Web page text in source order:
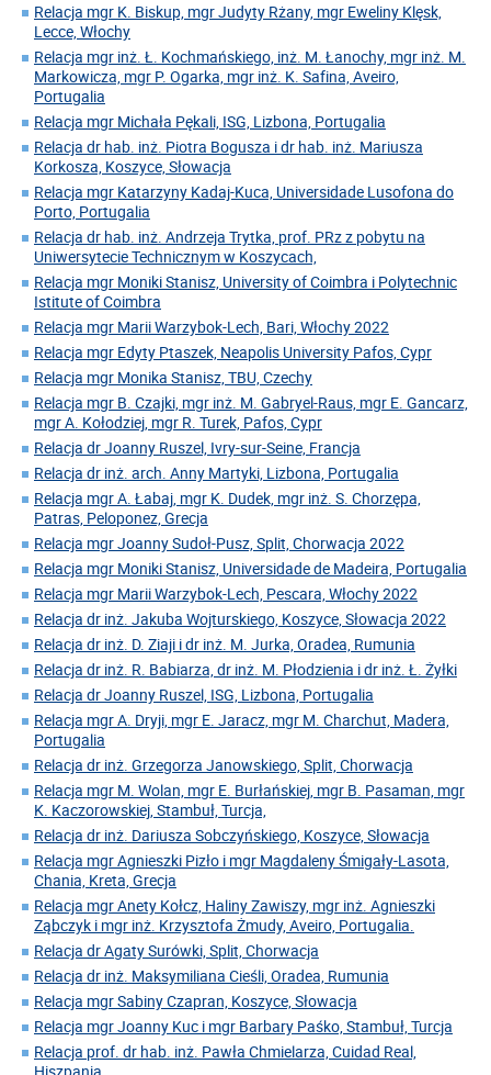
Relacja mgr K. Biskup, mgr Judyty Rżany, mgr Eweliny Klęsk,
Lecce, Włochy
Relacja mgr inż. Ł. Kochmańskiego, inż. M. Łanochy, mgr inż. M.
Markowicza, mgr P. Ogarka, mgr inż. K. Safina, Aveiro,
Portugalia
Relacja mgr Michała Pękali, ISG, Lizbona, Portugalia
Relacja dr hab. inż. Piotra Bogusza i dr hab. inż. Mariusza
Korkosza, Koszyce, Słowacja
Relacja mgr Katarzyny Kadaj-Kuca, Universidade Lusofona do
Porto, Portugalia
Relacja dr hab. inż. Andrzeja Trytka, prof. PRz z pobytu na
Uniwersytecie Technicznym w Koszycach,
Relacja mgr Moniki Stanisz, University of Coimbra i Polytechnic
Istitute of Coimbra
Relacja mgr Marii Warzybok-Lech, Bari, Włochy 2022
Relacja mgr Edyty Ptaszek, Neapolis University Pafos, Cypr
Relacja mgr Monika Stanisz, TBU, Czechy
Relacja mgr B. Czajki, mgr inż. M. Gabryel-Raus, mgr E. Gancarz,
mgr A. Kołodziej, mgr R. Turek, Pafos, Cypr
Relacja dr Joanny Ruszel, Ivry-sur-Seine, Francja
Relacja dr inż. arch. Anny Martyki, Lizbona, Portugalia
Relacja mgr A. Łabaj, mgr K. Dudek, mgr inż. S. Chorzępa,
Patras, Peloponez, Grecja
Relacja mgr Joanny Sudoł-Pusz, Split, Chorwacja 2022
Relacja mgr Moniki Stanisz, Universidade de Madeira, Portugalia
Relacja mgr Marii Warzybok-Lech, Pescara, Włochy 2022
Relacja dr inż. Jakuba Wojturskiego, Koszyce, Słowacja 2022
Relacja dr inż. D. Ziaji i dr inż. M. Jurka, Oradea, Rumunia
Relacja dr inż. R. Babiarza, dr inż. M. Płodzienia i dr inż. Ł. Żyłki
Relacja dr Joanny Ruszel, ISG, Lizbona, Portugalia
Relacja mgr A. Dryji, mgr E. Jaracz, mgr M. Charchut, Madera,
Portugalia
Relacja dr inż. Grzegorza Janowskiego, Split, Chorwacja
Relacja mgr M. Wolan, mgr E. Burłańskiej, mgr B. Pasaman, mgr
K. Kaczorowskiej, Stambuł, Turcja,
Relacja dr inż. Dariusza Sobczyńskiego, Koszyce, Słowacja
Relacja mgr Agnieszki Pizło i mgr Magdaleny Śmigały-Lasota,
Chania, Kreta, Grecja
Relacja mgr Anety Kołcz, Haliny Zawiszy, mgr inż. Agnieszki
Ząbczyk i mgr inż. Krzysztofa Żmudy, Aveiro, Portugalia.
Relacja dr Agaty Surówki, Split, Chorwacja
Relacja dr inż. Maksymiliana Cieśli, Oradea, Rumunia
Relacja mgr Sabiny Czapran, Koszyce, Słowacja
Relacja mgr Joanny Kuc i mgr Barbary Paśko, Stambuł, Turcja
Relacja prof. dr hab. inż. Pawła Chmielarza, Cuidad Real,